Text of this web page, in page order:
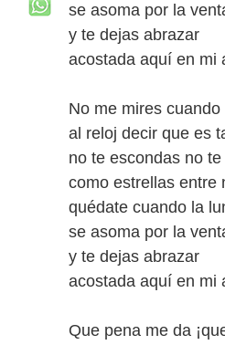
se asoma por la
y te dejas abrazar
acostada aquí en mi
No me mires
al reloj decir que es
no te escondas no
como estrellas entre
quédate cuando la
se asoma por la
y te dejas abrazar
acostada aquí en mi
Que pena me da